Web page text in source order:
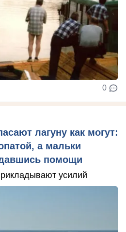
0
лагуну как могут:
а мальки
помощи
усилий